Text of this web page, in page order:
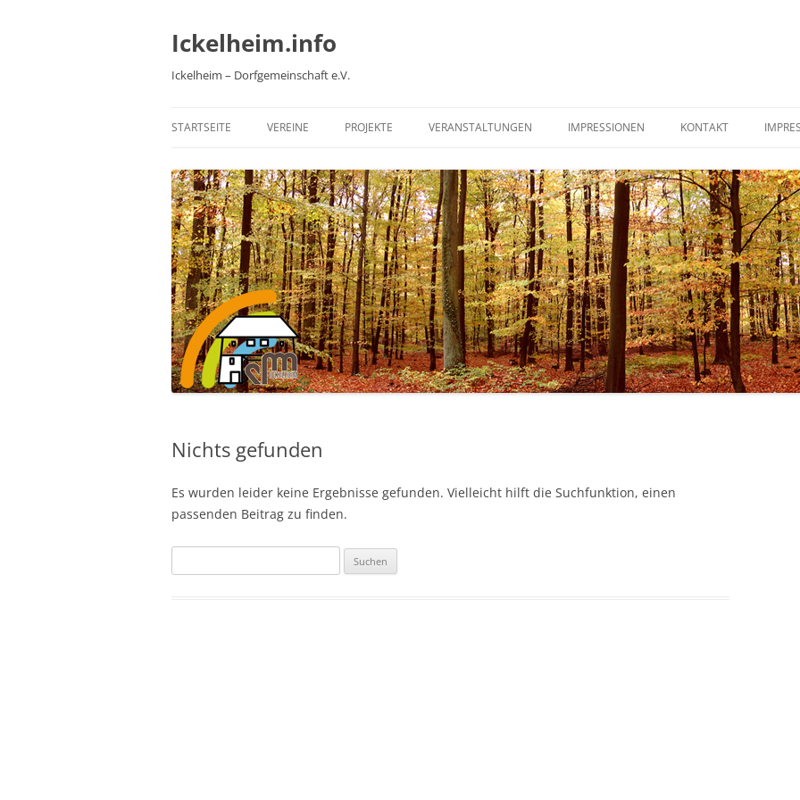
springen
Ickelheim.info
Ickelheim – Dorfgemeinschaft e.V.
STARTSEITE VEREINE PROJEKTE VERANSTALTUNGEN IMPRESSIONEN KONTAKT
Nichts gefunden
Es wurden leider keine Ergebnisse gefunden. Vielleicht hilft die Suchfunktion, einen
passenden Beitrag zu finden.
nach: